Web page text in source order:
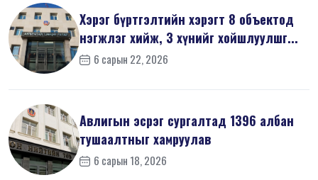
Хэрэг бүртгэлтийн хэрэгт 8 объектод
нэгжлэг хийж, 3 хүнийг хойшлуулшг...
6 сарын 22, 2026
Авлигын эсрэг сургалтад 1396 албан
тушаалтныг хамруулав
6 сарын 18, 2026